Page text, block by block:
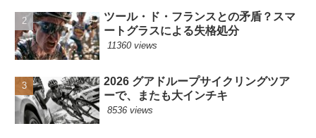
ツール・ド・フランスとの矛盾？スマ
ートグラスによる失格処分
11360 views
2026 グアドループサイクリングツア
ーで、またも大インチキ
8536 views